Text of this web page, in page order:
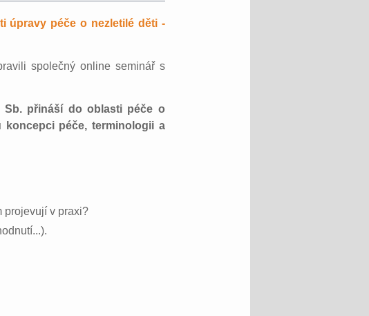
úpravy péče o nezletilé děti -
společný online seminář s
Sb. přináší do oblasti péče o
péče, terminologii a
projevují v praxi?